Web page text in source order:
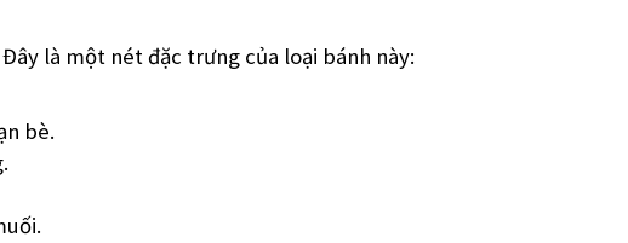
là một nét đặc trưng của loại bánh này:
bè.